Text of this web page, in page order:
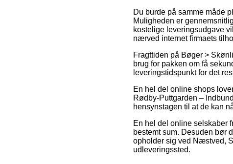
Du burde på samme måde
Muligheden er
kostelige leveringsudgave
nærved internet firmaets
Fragttiden på Bøger >
brug for pakken om få
leveringstidspunkt for det
En hel del online shops
Rødby-Puttgarden –
hensynstagen til at de kan
En hel del online selskaber
bestemt sum. Desuden bør
opholder sig ved Næstved,
udleveringssted.